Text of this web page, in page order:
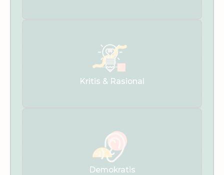
Kritis & Rasional
Demokratis